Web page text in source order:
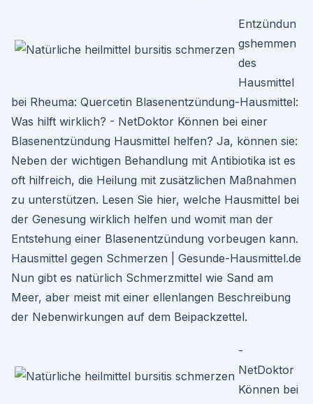
Entzündun
gshemmen
des
Hausmittel
bei Rheuma: Quercetin Blasenentzündung-Hausmittel:
Was hilft wirklich? - NetDoktor Können bei einer
Blasenentzündung Hausmittel helfen? Ja, können sie:
Neben der wichtigen Behandlung mit Antibiotika ist es
oft hilfreich, die Heilung mit zusätzlichen Maßnahmen
zu unterstützen. Lesen Sie hier, welche Hausmittel bei
der Genesung wirklich helfen und womit man der
Entstehung einer Blasenentzündung vorbeugen kann.
Hausmittel gegen Schmerzen | Gesunde-Hausmittel.de
Nun gibt es natürlich Schmerzmittel wie Sand am
Meer, aber meist mit einer ellenlangen Beschreibung
der Nebenwirkungen auf dem Beipackzettel.
-
NetDoktor
Können bei